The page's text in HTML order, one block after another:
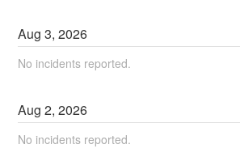
Aug3,2026
No incidents reported.
Aug2,2026
No incidents reported.